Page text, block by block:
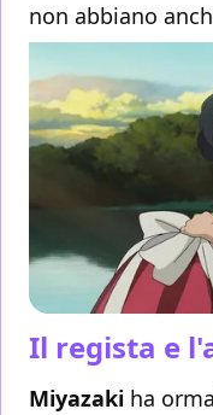
non abbiano
Il regista e
Miyazaki ha